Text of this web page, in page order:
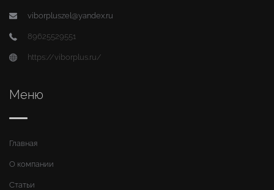
viborpluszel@yandex.ru
89625529551
https://viborplus.ru/
Меню
Главная
О компании
Статьи